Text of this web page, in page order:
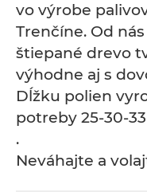
vo výrobe
Trenčíne. Od
štiepané drevo
výhodne aj s
Dĺžku polien
potreby 25-30-
.
Neváhajte a